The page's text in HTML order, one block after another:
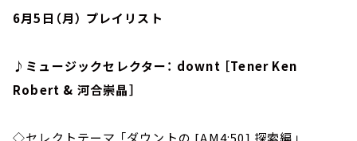
6月5日（月） プレイリスト
♪ミュージックセレクター： downt ［Tener Ken
Robert & 河合崇晶］
◇セレクトテーマ 「ダウントの [AM4:50] 探索編」